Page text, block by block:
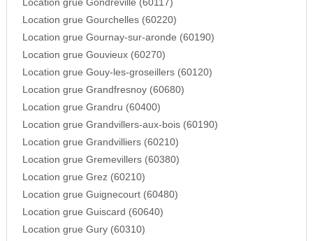
Location grue Gondreville (60117)
Location grue Gourchelles (60220)
Location grue Gournay-sur-aronde (60190)
Location grue Gouvieux (60270)
Location grue Gouy-les-groseillers (60120)
Location grue Grandfresnoy (60680)
Location grue Grandru (60400)
Location grue Grandvillers-aux-bois (60190)
Location grue Grandvilliers (60210)
Location grue Gremevillers (60380)
Location grue Grez (60210)
Location grue Guignecourt (60480)
Location grue Guiscard (60640)
Location grue Gury (60310)